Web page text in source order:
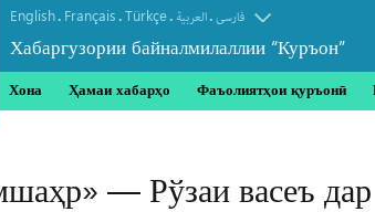
English. Français.Türkçe. العربیة.فارسی
Хабаргузории байналмилаллии “Куръон”
Хона Ҳамаи хабарҳо Фаъолиятҳои қуръонӣ
— Рўзаи васеъ